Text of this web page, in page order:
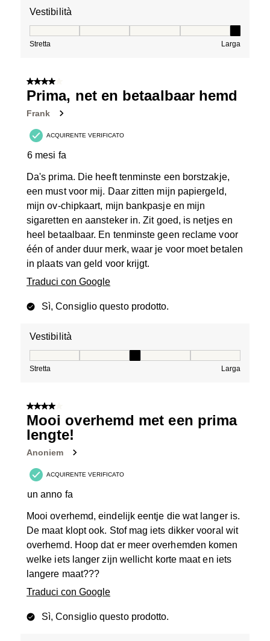
Vestibilità
Stretta Larga
4 su 5 stelle.
Prima, net en betaalbaar hemd
Frank
ACQUIRENTE VERIFICATO
6 mesi fa
Da's prima. Die heeft tenminste een borstzakje,
een must voor mij. Daar zitten mijn papiergeld,
mijn ov-chipkaart, mijn bankpasje en mijn
sigaretten en aansteker in. Zit goed, is netjes en
heel betaalbaar. En tenminste geen reclame voor
één of ander duur merk, waar je voor moet betalen
in plaats van geld voor krijgt.
Traduci con Google
Sì, Consiglio questo prodotto.
Vestibilità
Stretta Larga
4 su 5 stelle.
Mooi overhemd met een prima
lengte!
Anoniem
ACQUIRENTE VERIFICATO
un anno fa
Mooi overhemd, eindelijk eentje die wat langer is.
De maat klopt ook. Stof mag iets dikker vooral wit
overhemd. Hoop dat er meer overhemden komen
welke iets langer zijn wellicht korte maat en iets
langere maat???
Traduci con Google
Sì, Consiglio questo prodotto.